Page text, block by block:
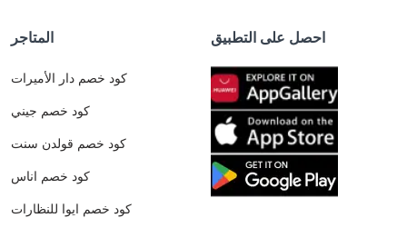
المتاجر
كود خصم دار الأميرات
كود خصم جيني
كود خصم قولدن سنت
كود خصم اناس
كود خصم ايوا للنظارات
احصل على التطبيق